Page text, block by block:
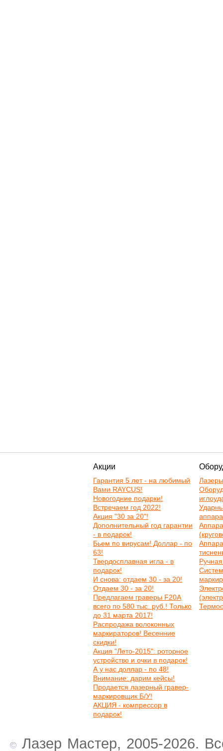
Акции
Гарантия 5 лет - на любимый
Вами RAYCUS!
Новогодние подарки!
Встречаем год 2022!
Акция "30 за 20"!
Дополнительный год гарантии
- в подарок!
Бьем по вирусам! Доллар - по
63!
Твердосплавная игла - в
подарок!
И снова: отдаем 30 - за 20!
Отдаем 30 - за 20!
Предлагаем граверы F20A
всего по 580 тыс. руб.! Только
до 31 марта 2017!
Распродажа волоконных
маркираторов! Весенние
скидки!
Акция "Лето-2015": роторное
устройство и очки в подарок!
А у нас доллар - по 48!
Внимание: дарим кейсы!
Продается лазерный гравер-
маркировщик Б/У!
АКЦИЯ - компрессор в
подарок!
Лазеры
Лазер Мастер, 2005-2026.